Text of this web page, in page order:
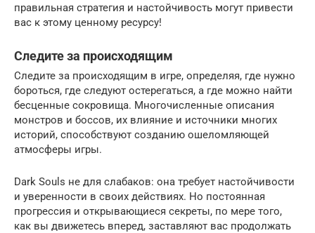
правильная стратегия и настойчивость могут привести
вас к этому ценному ресурсу!
Следите за происходящим
Следите за происходящим в игре, определяя, где нужно
бороться, где следуют остерегаться, а где можно найти
бесценные сокровища. Многочисленные описания
монстров и боссов, их влияние и источники многих
историй, способствуют созданию ошеломляющей
атмосферы игры.
Dark Souls не для слабаков: она требует настойчивости
и уверенности в своих действиях. Но постоянная
прогрессия и открывающиеся секреты, по мере того,
как вы движетесь вперед, заставляют вас продолжать